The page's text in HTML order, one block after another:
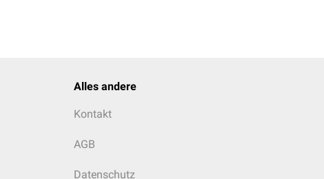
Alles andere
Kontakt
AGB
Datenschutz